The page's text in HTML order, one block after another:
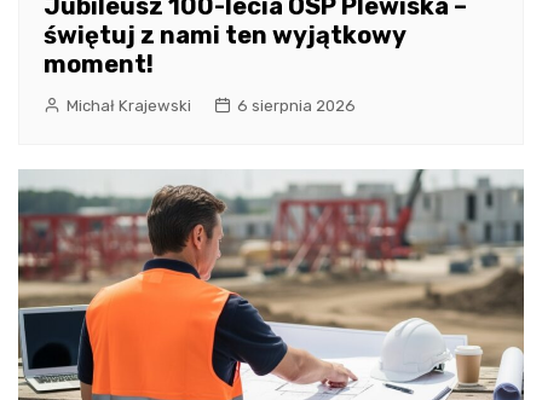
Jubileusz 100-lecia OSP Plewiska –
świętuj z nami ten wyjątkowy
moment!
Michał Krajewski 6 sierpnia 2026